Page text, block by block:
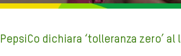
PepsiCo dichiara ‘tolleranza zero’ al